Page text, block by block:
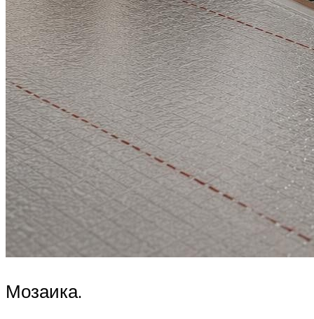
Мозаика.